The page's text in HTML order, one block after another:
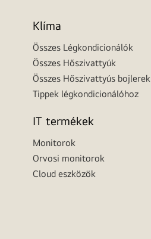
Klíma
Összes Légkondicionálók
Összes Hőszivattyúk
Összes Hőszivattyús bojlerek
Tippek légkondicionálóhoz
IT termékek
Monitorok
Orvosi monitorok
Cloud eszközök